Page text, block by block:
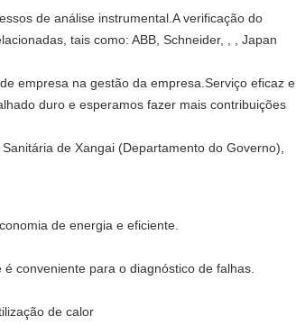
de análise instrumental.A verificação do
tais como: ABB, Schneider, , , Japan
empresa na gestão da empresa.Serviço eficaz e
duro e esperamos fazer mais contribuições
de Xangai (Departamento do Governo),
de energia e eficiente.
conveniente para o diagnóstico de falhas.
de calor